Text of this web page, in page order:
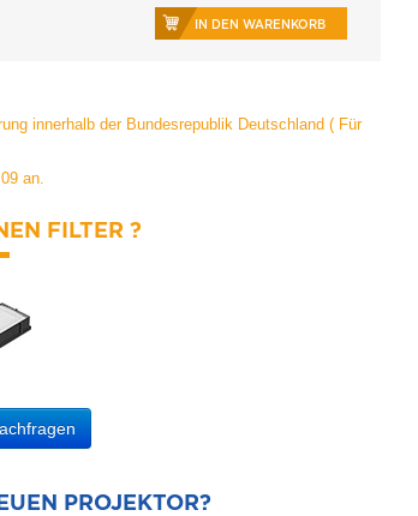
IN DEN WARENKORB
innerhalb der Bundesrepublik Deutschland ( Für
an.
FILTER ?
PROJEKTOR?